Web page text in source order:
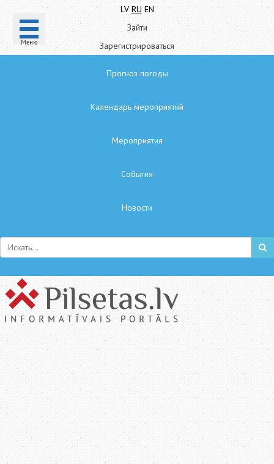
Mеню
LV RU EN
Зайти
Зарегистрироваться
Прогноз погоды
Календарь мероприятий
Мероприятия
Cобытия
Hовости